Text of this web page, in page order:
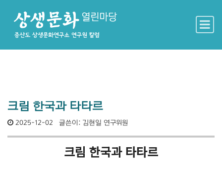
Skip to content
Main Navigation
크림 한국과 타타르
2025-12-02 글쓴이: 김현일 연구위원
크림 한국과 타타르